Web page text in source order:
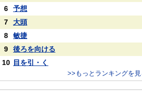
6
予想
7
大頭
8
敏捷
9
後ろを向ける
10 目を引・く
>>もっとランキングを見